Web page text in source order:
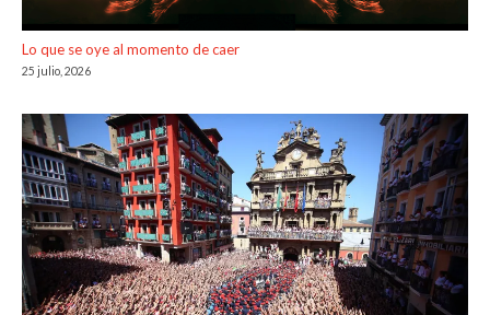
Lo que se oye al momento de caer
25 julio, 2026